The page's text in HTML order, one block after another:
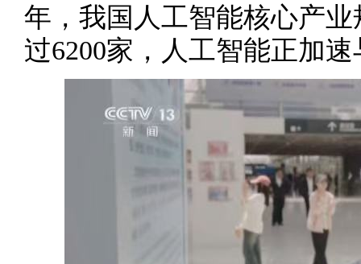
年，我国人工智能核心产
过6200家，人工智能正加